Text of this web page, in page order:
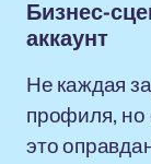
Бизнес-
аккаунт
Не каждая
профиля, но
это